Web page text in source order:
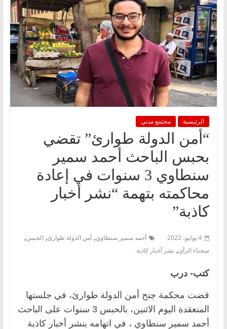
الرئيسية مجتمع مدني
“أمن الدولة طوارئ” تقضي
بحبس الباحث أحمد سمير
سنطاوي 3 سنوات في إعادة
محاكمته بتهمة “نشر أخبار
كاذبة”
4 يوليو، 2022 أحمد سمير سنطاوي, أمن الدولة طوارئ, الحبس,
سجناء الرأي, نشر أخبار كاذبة
كتب- درب
قضت محكمة جنح أمن الدولة طوارئ، في جلستها
المنعقدة اليوم الاثنين، بالحبس 3 سنوات على الباحث
أحمد سمير سنطاوي ، في اتهامه بنشر أخبار كاذبة